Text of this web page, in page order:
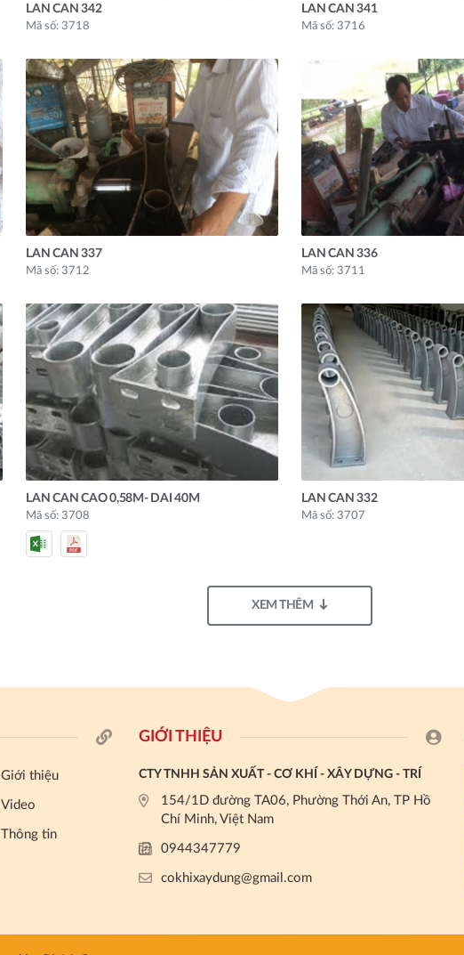
LAN CAN 342
Mã số: 3718
LAN CAN 341
Mã số: 3716
LAN CAN 337
Mã số: 3712
LAN CAN 336
Mã số: 3711
LAN CAN CAO 0,58M- DAI 40M
Mã số: 3708
LAN CAN 332
Mã số: 3707
XEM THÊM
Giới thiệu
Video
Thông tin
GIỚI THIỆU
CTY TNHH SẢN XUẤT - CƠ KHÍ - XÂY DỰNG - TRÍ
154/1D đường TA06, Phường Thới An, TP Hồ
Chí Minh, Việt Nam
0944347779
cokhixaydung@gmail.com